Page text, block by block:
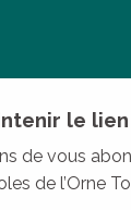
le
de vous
de l’Orne